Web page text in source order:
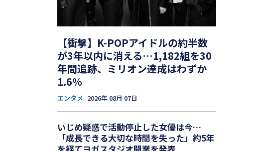
【衝撃】K-POPアイドルの約半数
が3年以内に消える…1,182組を30
年間追跡、ミリオン達成はわずか
1.6％
エンタメ 2026年 08月 07日
いじめ疑惑で活動停止した女優は今…
「成長できる大切な時間を失った」約5年